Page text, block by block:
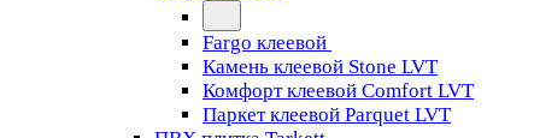
Fargo клеевой
Камень клеевой Stone LVT
Комфорт клеевой Comfort LVT
Паркет клеевой Parquet LVT